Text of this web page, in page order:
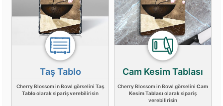
Taş Tablo
Cherry Blossom in Bowl görselini Taş
Tabloolarak sipariş verebilirisin
Cam Kesim Tablası
Cherry Blossom in Bowl görselini Cam
Kesim Tablası olarak sipariş
verebilirisin